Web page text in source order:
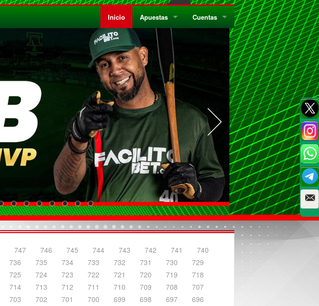
Inicio Apuestas
¿Quiénes Somos?
¿Qué es el Sistema Parley?
Privacidad
Códigos de Conducta
Como Jugar Bingo
Cuentas
Preguntas Frecuentes
Reglas Generales
747 746 745 744 743 742 741
740
736 735 734 733 732 731 730
729
725 724 723 722 721 720 719
718
714 713 712 711 710 709 708
707
703 702 701 700 699 698 697
696